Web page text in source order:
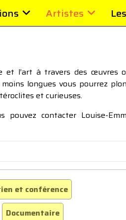
Artistes
l’art à travers des œuvres
longues vous pourrez
et curieuses.
contacter Louise-
et conférence
Documentaire